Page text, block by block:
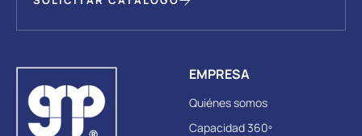
EMPRESA
Quiénes somos
Capacidad 360º